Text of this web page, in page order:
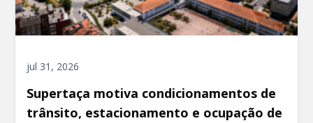
jul 31, 2026
Supertaça motiva condicionamentos de
trânsito, estacionamento e ocupação de